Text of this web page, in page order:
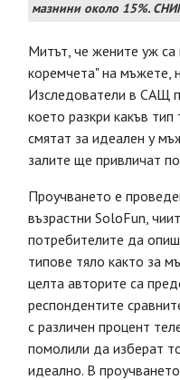
мазнини около 15%.
Митът, че жените уж са
коремчета" на мъжете,
Изследователи в САЩ
което разкри какъв
смятат за идеален у
залите ще привличат
Проучването е
възрастни SoloFun,
потребителите да
типове тяло както за
целта авторите са
респондентите
с различен процент
помолили да изберат
идеално. В